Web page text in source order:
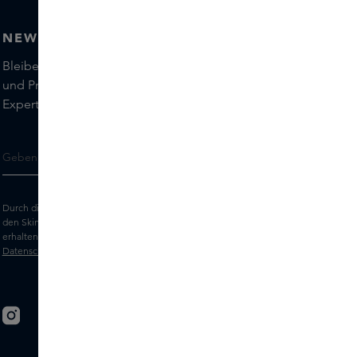
NEWSLETTER
Bleiben Sie auf dem Laufenden über die neuesten Marken
und Produkte und holen Sie sich Tipps von unseren Skins
Experts.
Durch die Eingabe Ihrer E-Mail-Adresse erklären Sie sich damit einverstanden,
den Skins-Newsletter und personalisierte Marketingnachrichten per E-Mail zu
erhalten. Sehen Sie sich unsere
Datenschutz